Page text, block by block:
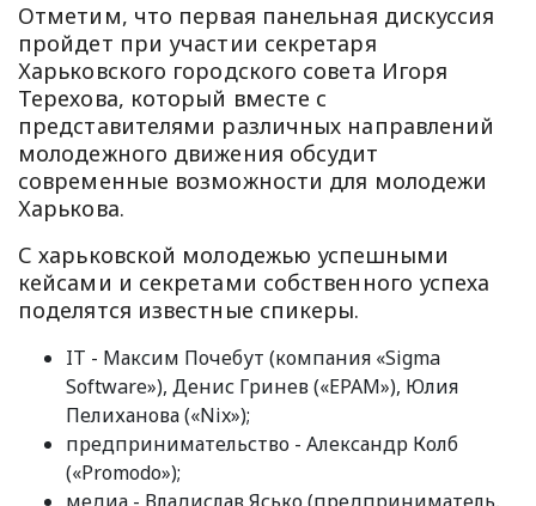
Отметим, что первая панельная дискуссия
пройдет при участии секретаря
Харьковского городского совета Игоря
Терехова, который вместе с
представителями различных направлений
молодежного движения обсудит
современные возможности для молодежи
Харькова.
С харьковской молодежью успешными
кейсами и секретами собственного успеха
поделятся известные спикеры.
IT - Максим Почебут (компания «Sigma
Software»), Денис Гринев («EPAM»), Юлия
Пелиханова («Nix»);
предпринимательство - Александр Колб
(«Promodo»);